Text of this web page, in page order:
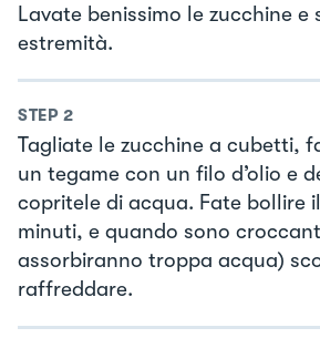
Lavate benissimo le zucchine e
estremità.
STEP 2
Tagliate le zucchine a cubetti,
un tegame con un filo d’olio e
copritele di acqua. Fate bollire
minuti, e quando sono
assorbiranno troppa acqua)
raffreddare.